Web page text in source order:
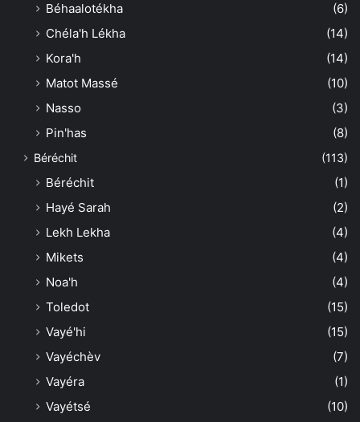
Béhaalotékha
(6)
Chéla'h Lékha
(14)
Kora'h
(14)
Matot Massé
(10)
Nasso
(3)
Pin'has
(8)
Béréchit (113)
Béréchit
(1)
Hayé Sarah
(2)
Lekh Lekha
(4)
Mikets
(4)
Noa'h
(4)
Toledot
(15)
Vayé'hi
(15)
Vayéchèv
(7)
Vayéra
(1)
Vayétsé
(10)